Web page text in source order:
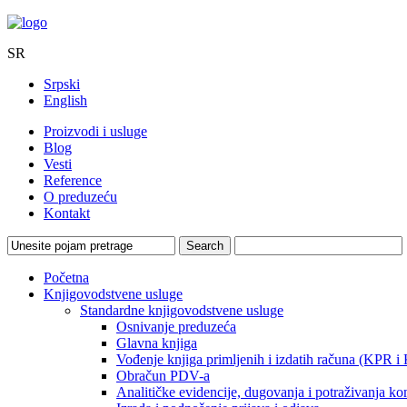
SR
Srpski
English
Proizvodi i usluge
Blog
Vesti
Reference
O preduzeću
Kontakt
Početna
Knjigovodstvene usluge
Standardne knjigovodstvene usluge
Osnivanje preduzeća
Glavna knjiga
Vođenje knjiga primljenih i izdatih računa (KPR i
Obračun PDV-a
Analitičke evidencije, dugovanja i potraživanja